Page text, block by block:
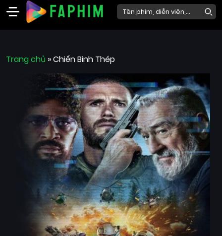
Phim
Phim
Trang chủ »Chiến Binh Thép